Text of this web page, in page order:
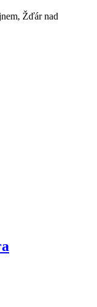
Žďár nad